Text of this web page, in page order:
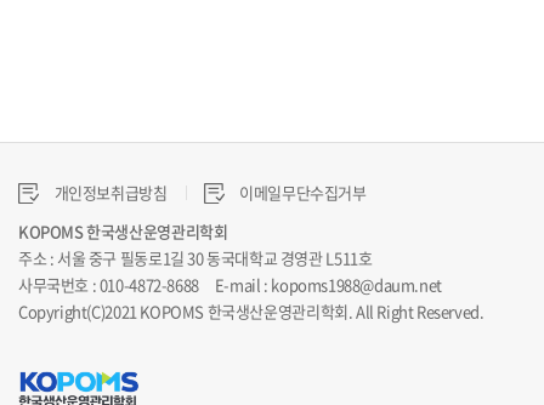
개인정보취급방침
이메일무단수집거부
KOPOMS 한국생산운영관리학회
주소 : 서울 중구 필동로1길 30 동국대학교 경영관 L511호
사무국번호 : 010-4872-8688 E-mail : kopoms1988@daum.net
Copyright(C)2021 KOPOMS 한국생산운영관리학회. All Right Reserved.